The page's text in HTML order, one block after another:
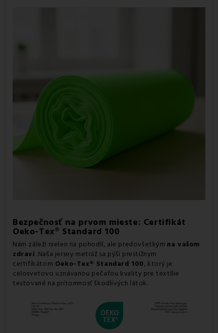
Bezpečnosť na prvom mieste: Certifikát
Oeko-Tex® Standard 100
Nám záleží nielen na pohodlí, ale predovšetkým na vašom
zdraví. Naša jersey metráž sa pýši prestížnym
certifikátom Oeko-Tex® Standard 100, ktorý je
celosvetovo uznávanou pečaťou kvality pre textílie
testované na prítomnosť škodlivých látok.